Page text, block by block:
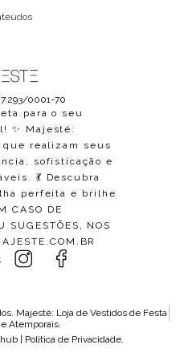
0001-70
para o seu
✨ Majesté:
realizam seus
sofisticação e
💃 Descubra
perfeita e brilhe
CASO DE
SUGESTÕES, NOS
Majesté: Loja de Vestidos de Festa
Atemporais.
Política de Privacidade.